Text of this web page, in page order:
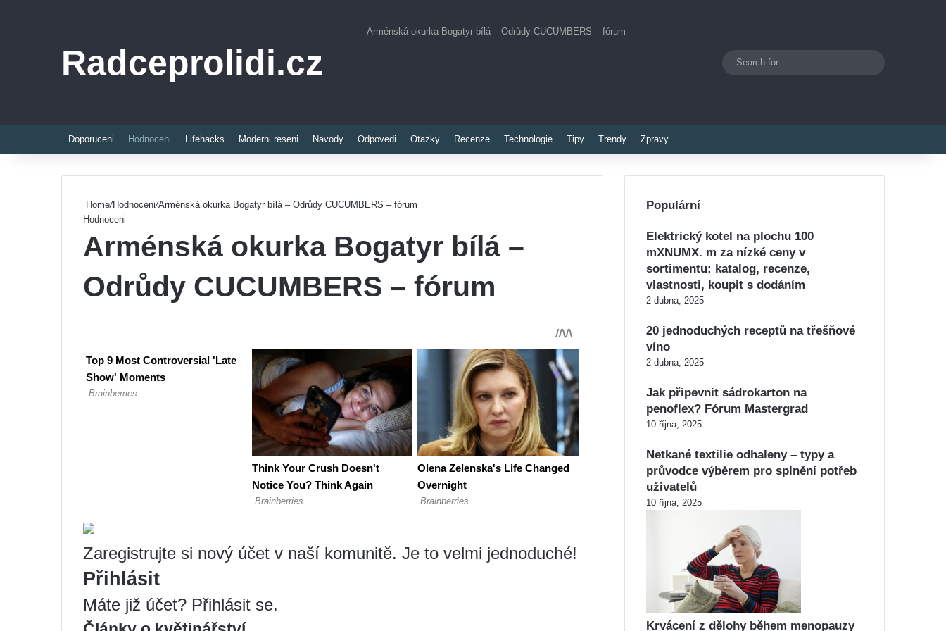
Radceprolidi.cz
Arménská okurka Bogatyr bílá – Odrůdy CUCUMBERS – fórum
Switch skin
Doporuceni Hodnoceni Lifehacks Moderni reseni Navody Odpovedi Otazky Recenze Technologie Tipy Trendy Zpravy
Home/Hodnoceni/Arménská okurka Bogatyr bílá – Odrůdy CUCUMBERS – fórum
Hodnoceni
Arménská okurka Bogatyr bílá –
Odrůdy CUCUMBERS – fórum
Zaregistrujte si nový účet v naší komunitě. Je to velmi jednoduché!
Přihlásit
Máte již účet? Přihlásit se.
Populární
Elektrický kotel na plochu 100
mXNUMX. m za nízké ceny v
sortimentu: katalog, recenze,
vlastnosti, koupit s dodáním
2 dubna, 2025
20 jednoduchých receptů na třešňové
víno
2 dubna, 2025
Jak připevnit sádrokarton na
penoflex? Fórum Mastergrad
10 října, 2025
Netkané textilie odhaleny – typy a
průvodce výběrem pro splnění potřeb
uživatelů
10 října, 2025
Krvácení z dělohy během menopauzy